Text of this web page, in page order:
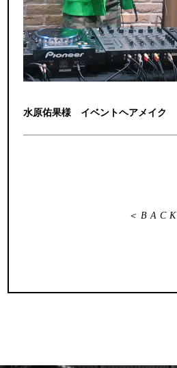
水原佑果様 イベントヘアメイク
＜BACK